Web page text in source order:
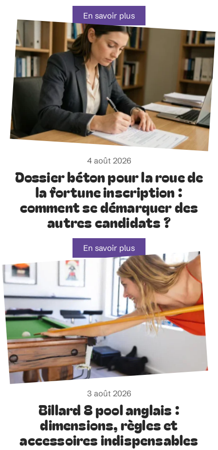
En savoir plus
4 août 2026
Dossier béton pour la roue de
la fortune inscription :
comment se démarquer des
autres candidats ?
En savoir plus
3 août 2026
Billard 8 pool anglais :
dimensions, règles et
accessoires indispensables